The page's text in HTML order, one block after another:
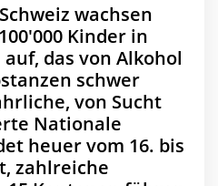
wachsen
Kinder in
das von Alkohol
schwer
von Sucht
Nationale
heuer vom 16. bis
zahlreiche